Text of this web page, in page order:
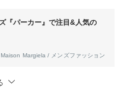
い付けになる場合は３週間以上
対応可能です。必ず返品補償
anshin.html
『パーカー』で注目&人気の
Maison Margiela / メンズファッション